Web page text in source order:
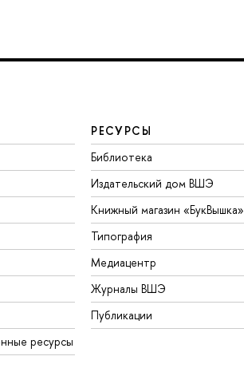
ресурсы
РЕСУРСЫ
Библиотека
Издательский дом ВШЭ
Книжный магазин «БукВышка»
Типография
Медиацентр
Журналы ВШЭ
Публикации